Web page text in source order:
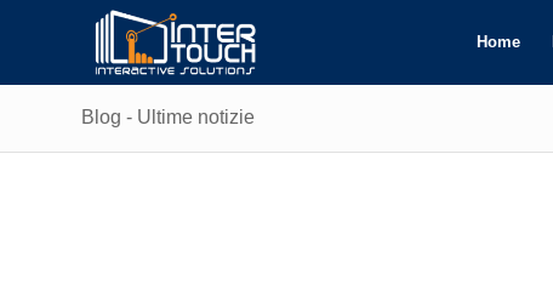
Home
Blog - Ultime notizie